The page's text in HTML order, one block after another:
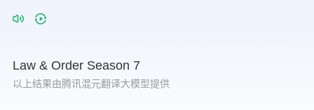
Law & Order Season 7
以上结果由腾讯混元翻译大模型提供